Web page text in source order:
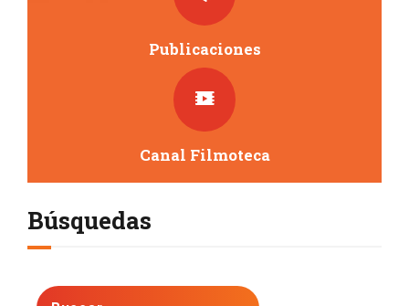
Publicaciones
Canal Filmoteca
Búsquedas
Buscar: